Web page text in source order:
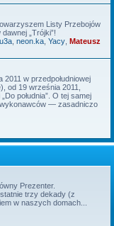
Listy Przebojów
„Trójki”!
neon.ka Yacy Mateusz
w przedpołudniowej
od 19 września 2011,
południa”. O tej samej
wykonawców — zasadniczo
Prezenter.
trzy dekady (z
w naszych domach...